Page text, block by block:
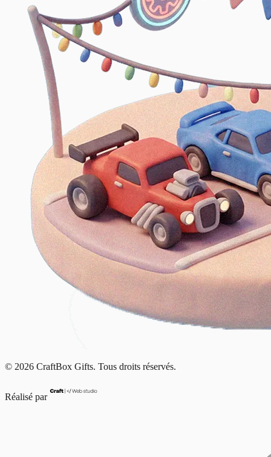
© 2026 CraftBox Gifts. Tous droits réservés.
Réalisé par